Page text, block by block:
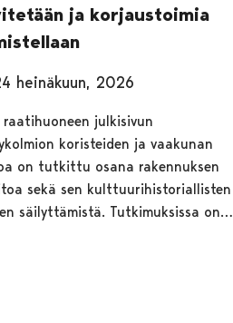
ja korjaustoimia
heinäkuun, 2026
raatihuoneen julkisivun
koristeiden ja vaakunan
on tutkittu osana rakennuksen
sekä sen kulttuurihistoriallisten
säilyttämistä. Tutkimuksissa on…